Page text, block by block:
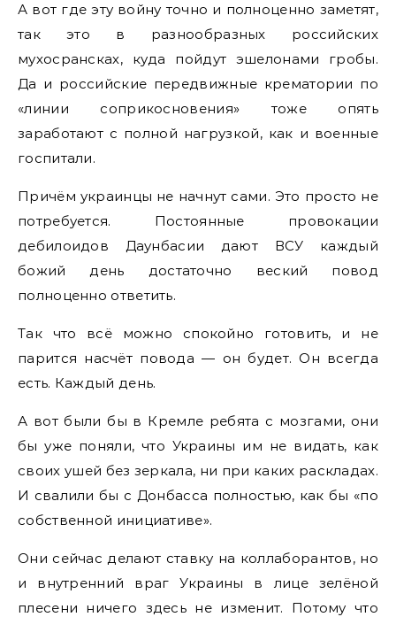
А вот где эту войну точно и полноценно заметят,
так это в разнообразных российских
мухосрансках, куда пойдут эшелонами гробы.
Да и российские передвижные крематории по
«линии соприкосновения» тоже опять
заработают с полной нагрузкой, как и военные
госпитали.
Причём украинцы не начнут сами. Это просто не
потребуется. Постоянные провокации
дебилоидов Даунбасии дают ВСУ каждый
божий день достаточно веский повод
полноценно ответить.
Так что всё можно спокойно готовить, и не
парится насчёт повода — он будет. Он всегда
есть. Каждый день.
А вот были бы в Кремле ребята с мозгами, они
бы уже поняли, что Украины им не видать, как
своих ушей без зеркала, ни при каких раскладах.
И свалили бы с Донбасса полностью, как бы «по
собственной инициативе».
Они сейчас делают ставку на коллаборантов, но
и внутренний враг Украины в лице зелёной
плесени ничего здесь не изменит. Потому что